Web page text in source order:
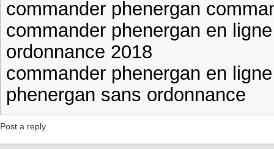
commander phenergan
commander phenergan en
ordonnance 2018
commander phenergan en
phenergan sans ordonnance
Post a reply